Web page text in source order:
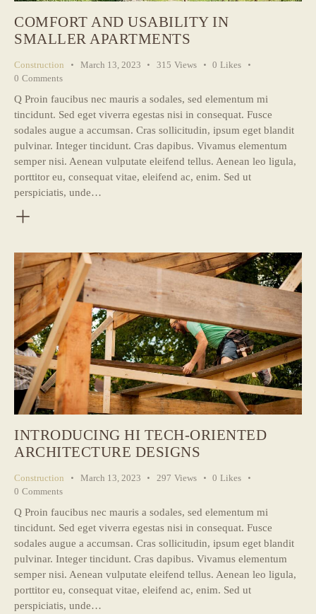
COMFORT AND USABILITY IN
SMALLER APARTMENTS
Construction March 13, 2023 315 Views 0 Likes
0 Comments
Q Proin faucibus nec mauris a sodales, sed elementum mi
tincidunt. Sed eget viverra egestas nisi in consequat. Fusce
sodales augue a accumsan. Cras sollicitudin, ipsum eget blandit
pulvinar. Integer tincidunt. Cras dapibus. Vivamus elementum
semper nisi. Aenean vulputate eleifend tellus. Aenean leo ligula,
porttitor eu, consequat vitae, eleifend ac, enim. Sed ut
perspiciatis, unde…
INTRODUCING HI TECH-ORIENTED
ARCHITECTURE DESIGNS
Construction March 13, 2023 297 Views 0 Likes
0 Comments
Q Proin faucibus nec mauris a sodales, sed elementum mi
tincidunt. Sed eget viverra egestas nisi in consequat. Fusce
sodales augue a accumsan. Cras sollicitudin, ipsum eget blandit
pulvinar. Integer tincidunt. Cras dapibus. Vivamus elementum
semper nisi. Aenean vulputate eleifend tellus. Aenean leo ligula,
porttitor eu, consequat vitae, eleifend ac, enim. Sed ut
perspiciatis, unde…